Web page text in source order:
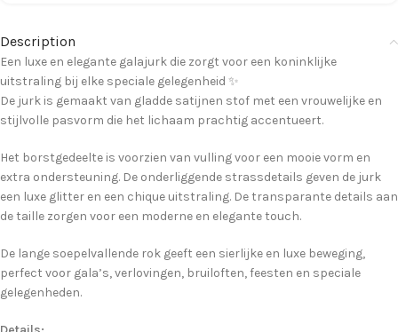
Description
Een luxe en elegante galajurk die zorgt voor een koninklijke
uitstraling bij elke speciale gelegenheid ✨
De jurk is gemaakt van gladde satijnen stof met een vrouwelijke en
stijlvolle pasvorm die het lichaam prachtig accentueert.
Het borstgedeelte is voorzien van vulling voor een mooie vorm en
extra ondersteuning. De onderliggende strassdetails geven de jurk
een luxe glitter en een chique uitstraling. De transparante details aan
de taille zorgen voor een moderne en elegante touch.
De lange soepelvallende rok geeft een sierlijke en luxe beweging,
perfect voor gala’s, verlovingen, bruiloften, feesten en speciale
gelegenheden.